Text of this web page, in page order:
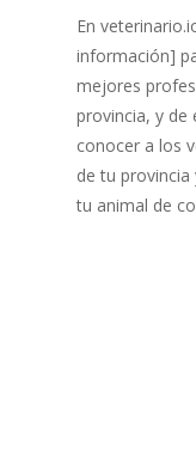
En
información]
mejores
provincia, y de
conocer a los
de tu
tu animal de